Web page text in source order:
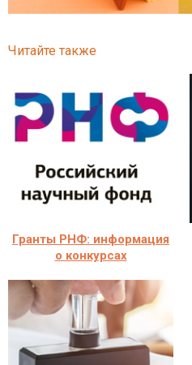
Читайте также
Гранты РНФ: информация
о конкурсах